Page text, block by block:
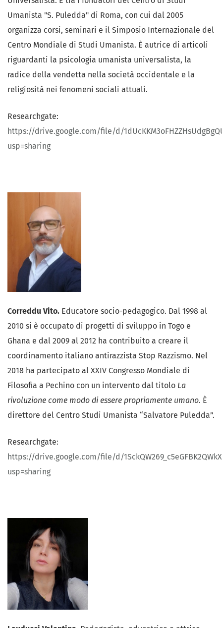
Umanista "S. Puledda" di Roma, con cui dal 2005
organizza corsi, seminari e il Simposio Internazionale del
Centro Mondiale di Studi Umanista. È autrice di articoli
riguardanti la psicologia umanista universalista, la
radice della vendetta nella società occidentale e la
religiosità nei fenomeni sociali attuali.
Researchgate:
https://drive.google.com/file/d/
usp=sharing
Correddu Vito. Educatore socio-pedagogico. Dal 1998 al
2010 si è occupato di progetti di sviluppo in Togo e
Ghana e dal 2009 al 2012 ha contribuito a creare il
coordinamento italiano antirazzista Stop Razzismo. Nel
2018 ha partecipato al XXIV Congresso Mondiale di
Filosofia a Pechino con un intervento dal titolo La
rivoluzione come modo di essere propriamente umano. È
direttore del Centro Studi Umanista “Salvatore Puledda”.
Researchgate:
https://drive.google.com/file/d/
usp=sharing